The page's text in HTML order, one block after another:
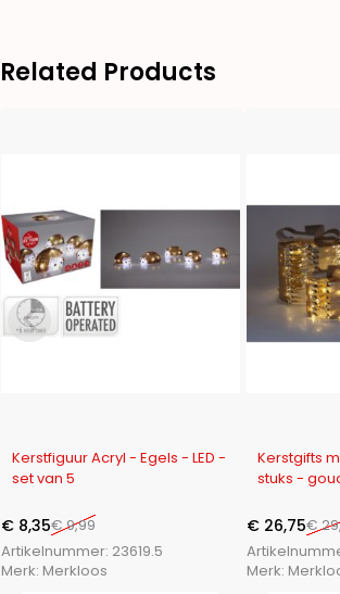
Related Products
Kerstfiguur Acryl - Egels - LED -
set van 5
€9,99
€ 8,35
Artikelnummer: 23619.5
Merk: Merkloos
Kerstgifts
stuks -
€
€ 26,75
Merk: